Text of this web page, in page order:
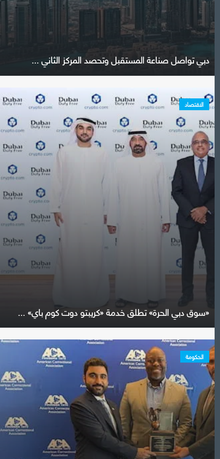
دبي تواصل صناعة المستقبل وتحصد المركز الثاني ...
الاقتصاد
«سوق دبي الحرة» تطلق خدمة «كريبتو دوت كوم باي» ...
الحكومة